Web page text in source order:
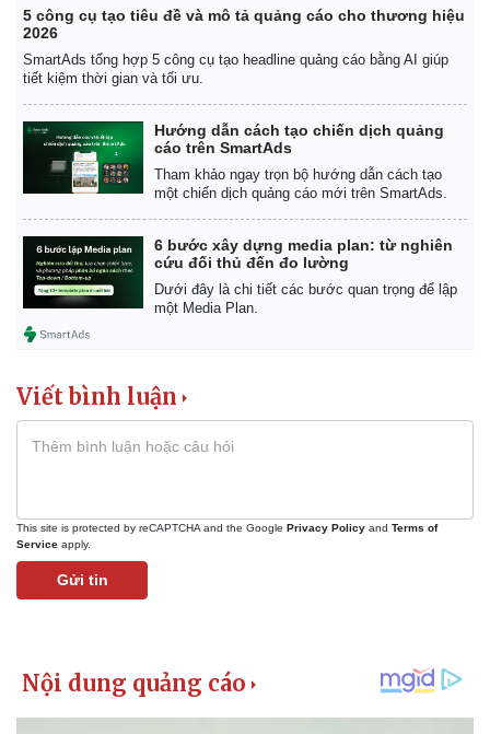
Kinh tế
Bất động sản
Khởi nghiệp
Thị trường
Tiêu dùng
Giá cà phê
5 công cụ tạo tiêu đề và mô tả quảng cáo cho thương hiệu
2026
SmartAds tổng hợp 5 công cụ tạo headline quảng cáo bằng AI giúp
tiết kiệm thời gian và tối ưu.
Hướng dẫn cách tạo chiến dịch quảng
cáo trên SmartAds
Tham khảo ngay trọn bộ hướng dẫn cách tạo
một chiến dịch quảng cáo mới trên SmartAds.
6 bước xây dựng media plan: từ nghiên
cứu đối thủ đến đo lường
Dưới đây là chi tiết các bước quan trọng để lập
một Media Plan.
Viết bình luận
This site is protected by reCAPTCHA and the Google Privacy Policy and Terms of
Service apply.
Gửi tin